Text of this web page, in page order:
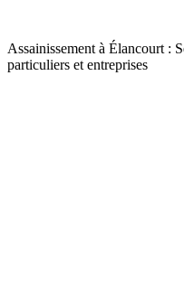
Assainissement à Élancourt :
particuliers et entreprises